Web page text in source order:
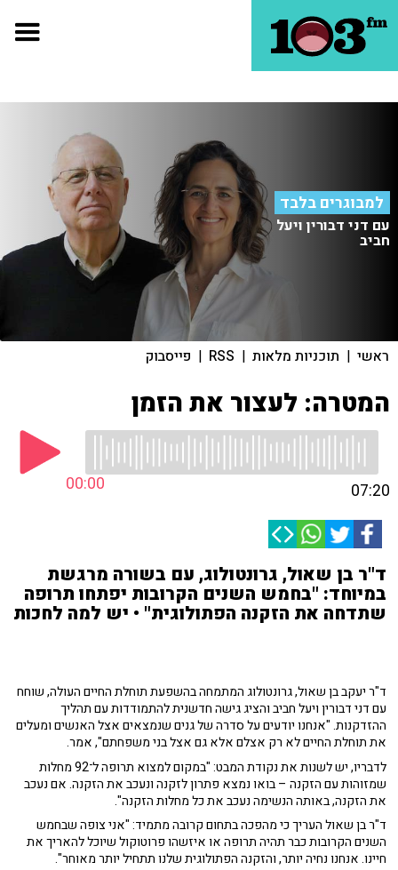
למבוגרים בלבד
עם דני דבורין ויעל
חביב
ראשי | תוכניות מלאות |
RSS
| פייסבוק
המטרה: לעצור את הזמן
00:00 07:20
ד"ר בן שאול, גרונטולוג, עם בשורה מרגשת
במיוחד: "בחמש השנים הקרובות יפתחו תרופה
שתדחה את הזקנה הפתולוגית" • יש למה לחכות
ד"ר יעקב בן שאול, גרונטולוג המתמחה בהשפעת תוחלת החיים העולה, שוחח
עם דני דבורין ויעל חביב והציג גישה חדשנית להתמודדות עם תהליך
ההזדקנות. "אנחנו יודעים על סדרה של גנים שנמצאים אצל האנשים ומעלים
את תוחלת החיים לא רק אצלם אלא גם אצל בני משפחתם", אמר.
לדבריו, יש לשנות את נקודת המבט: "במקום למצוא תרופה ל־92 מחלות
שמזוהות עם הזקנה – בואו נמצא פתרון לזקנה ונעכב את הזקנה. אם נעכב
את הזקנה, באותה הנשימה נעכב את כל מחלות הזקנה".
ד"ר בן שאול העריך כי מהפכה בתחום קרובה מתמיד: "אני צופה שבחמש
השנים הקרובות כבר תהיה תרופה או איזשהו פרוטוקול שיוכל להאריך את
חיינו. אנחנו נחיה יותר, והזקנה הפתולוגית שלנו תתחיל יותר מאוחר".